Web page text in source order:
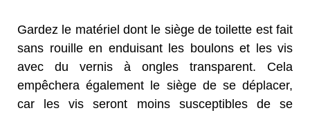
Gardez le matériel dont le siège de toilette est fait
sans rouille en enduisant les boulons et les vis
avec du vernis à ongles transparent. Cela
empêchera également le siège de se déplacer,
car les vis seront moins susceptibles de se